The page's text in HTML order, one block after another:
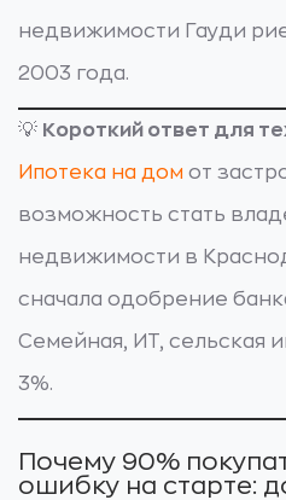
недвижимости Гауди
2003 года.
💡 Короткий ответ для
Ипотека на дом от
возможность стать
недвижимости в
сначала одобрение
Семейная, ИТ, сельская
3%.
Почему 90%
ошибку на старте: